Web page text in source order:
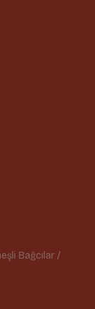
Bağcılar /